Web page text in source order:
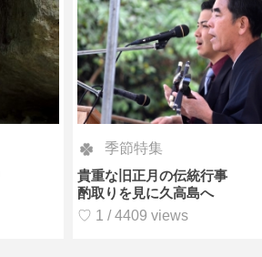
季節特集
貴重な旧正月の伝統行事
酌取りを見に久高島へ
♡ 1 / 4409 views